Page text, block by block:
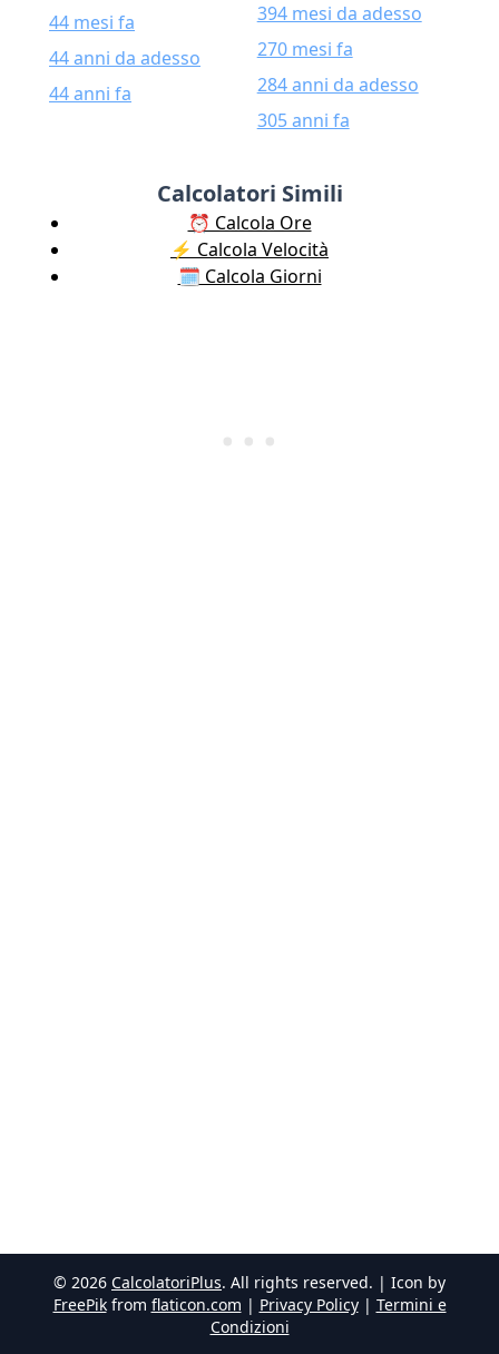
44 mesi fa
44 anni da adesso
44 anni fa
394 mesi da adesso
270 mesi fa
284 anni da adesso
305 anni fa
Calcolatori Simili
⏰ Calcola Ore
⚡️ Calcola Velocità
🗓️ Calcola Giorni
© 2026 CalcolatoriPlus. All rights reserved. | Icon by
FreePik from flaticon.com | Privacy Policy| Termini e
Condizioni